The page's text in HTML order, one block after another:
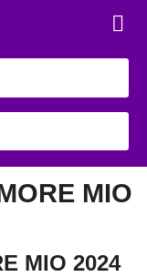
MIO
MIO 2024